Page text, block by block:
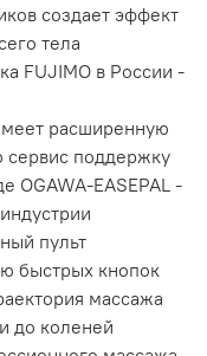
создает эффект
тела
FUJIMO в России -
расширенную
сервис поддержку
OGAWA-EASEPAL -
пульт
быстрых кнопок
массажа
до коленей